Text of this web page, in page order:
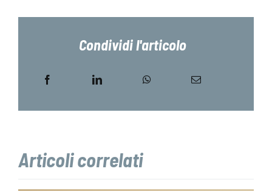
Condividi l'articolo
Articoli correlati